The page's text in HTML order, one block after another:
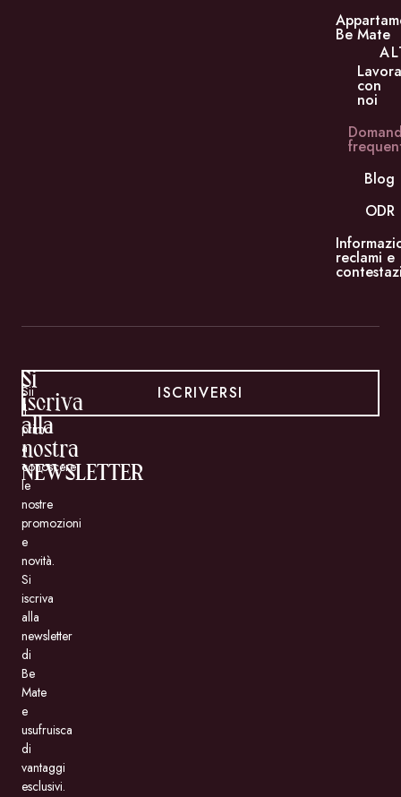
Be Mate
Lavora
con
noi
Blog
ODR
reclami e
Si
iscriva
alla
nostra
NEWSLETTER
Sii
il
primo
a
conoscere
le
nostre
promozioni
e
novità.
Si
iscriva
alla
newsletter
di
Be
Mate
e
usufruisca
di
vantaggi
esclusivi.
ISCRIVERSI